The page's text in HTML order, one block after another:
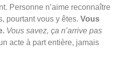
Personne n’aime reconnaître
pourtant vous y êtes. Vous
Vous savez, ça n’arrive pas
acte à part entière, jamais